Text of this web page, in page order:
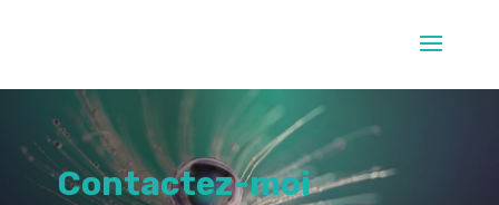
Contactez-moi